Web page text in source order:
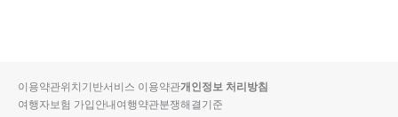
입니
다.
순
상
이용약관위치기반서비스 이용약관개인정보 처리방침
여행자보험 가입안내여행약관분쟁해결기준